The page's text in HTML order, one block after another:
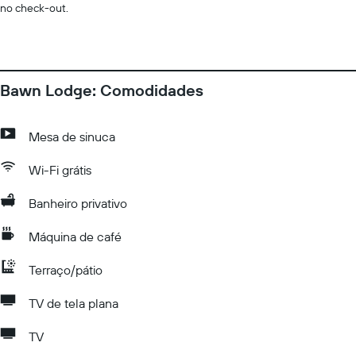
no check-out.
Bawn Lodge: Comodidades
Mesa de sinuca
Wi-Fi grátis
Banheiro privativo
Máquina de café
Terraço/pátio
TV de tela plana
TV